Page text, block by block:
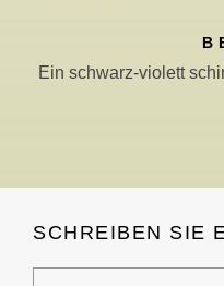
Ein schwarz-violett
SCHREIBEN SIE